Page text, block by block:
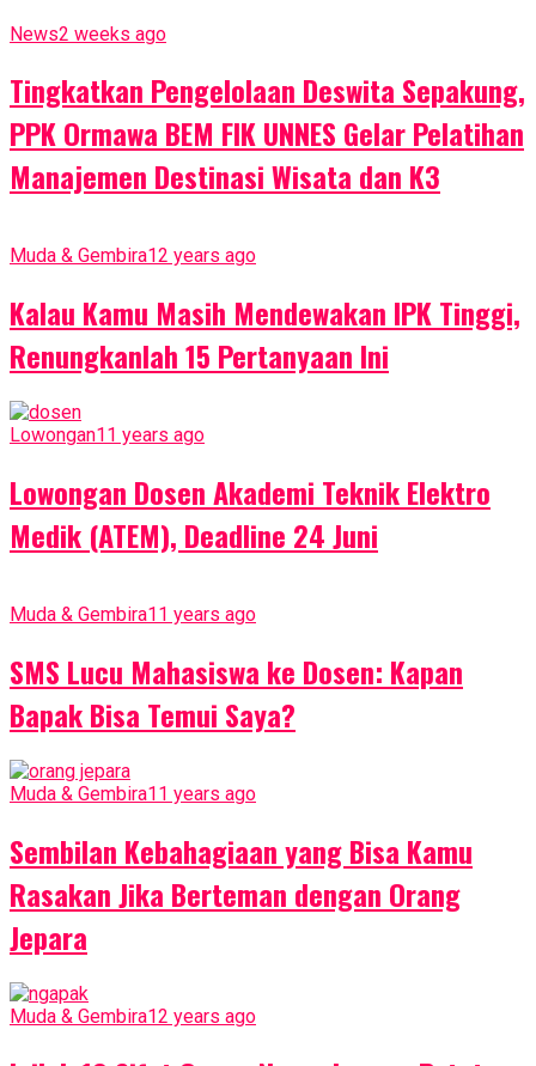
News2 weeks ago
Tingkatkan Pengelolaan Deswita Sepakung,
PPK Ormawa BEM FIK UNNES Gelar Pelatihan
Manajemen Destinasi Wisata dan K3
Muda & Gembira12 years ago
Kalau Kamu Masih Mendewakan IPK Tinggi,
Renungkanlah 15 Pertanyaan Ini
Lowongan11 years ago
Lowongan Dosen Akademi Teknik Elektro
Medik (ATEM), Deadline 24 Juni
Muda & Gembira11 years ago
SMS Lucu Mahasiswa ke Dosen: Kapan
Bapak Bisa Temui Saya?
Muda & Gembira11 years ago
Sembilan Kebahagiaan yang Bisa Kamu
Rasakan Jika Berteman dengan Orang
Jepara
Muda & Gembira12 years ago